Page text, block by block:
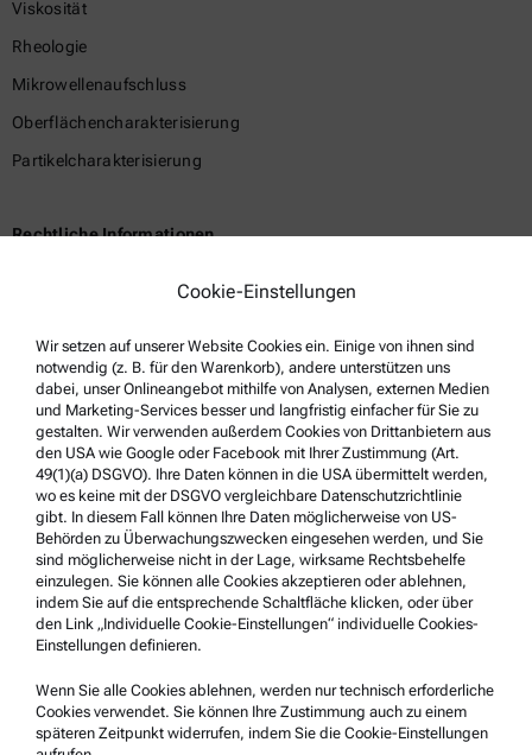
Viskosität
Rheologie
Mikrowellenaufschluss
Oberflächencharakterisierung
Partikelcharakterisierung
Rechtliche Informationen
Impressum
Nutzungsbedingungen
Markennamen
Hinweisgebersystem
Service & Support
Anton Paar Certified Service
Sicherheitsbestätigung
Anton Paar Technical Centers
Kontaktieren Sie uns
Cookie-Einstellungen
Wir setzen auf unserer Website Cookies ein. Einige von ihnen sind
notwendig (z. B. für den Warenkorb), andere unterstützen uns
dabei, unser Onlineangebot mithilfe von Analysen, externen Medien
und Marketing-Services besser und langfristig einfacher für Sie zu
gestalten. Wir verwenden außerdem Cookies von Drittanbietern aus
den USA wie Google oder Facebook mit Ihrer Zustimmung (Art.
49(1)(a) DSGVO). Ihre Daten können in die USA übermittelt werden,
wo es keine mit der DSGVO vergleichbare Datenschutzrichtlinie
gibt. In diesem Fall können Ihre Daten möglicherweise von US-
Behörden zu Überwachungszwecken eingesehen werden, und Sie
sind möglicherweise nicht in der Lage, wirksame Rechtsbehelfe
einzulegen. Sie können alle Cookies akzeptieren oder ablehnen,
indem Sie auf die entsprechende Schaltfläche klicken, oder über
den Link „Individuelle Cookie-Einstellungen“ individuelle Cookies-
Einstellungen definieren.
Wenn Sie alle Cookies ablehnen, werden nur technisch erforderliche
Cookies verwendet. Sie können Ihre Zustimmung auch zu einem
späteren Zeitpunkt widerrufen, indem Sie die Cookie-Einstellungen